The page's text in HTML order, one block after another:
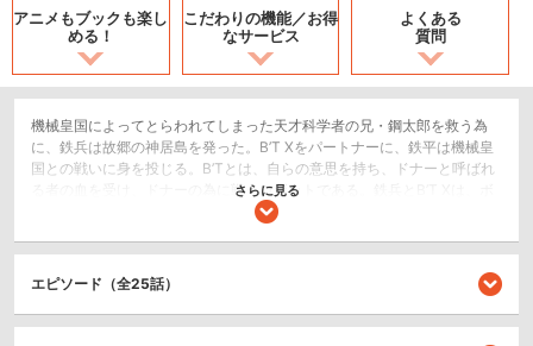
アニメもブックも楽し
める！
こだわりの機能／お得
なサービス
よくある
質問
機械皇国によってとらわれてしまった天才科学者の兄・鋼太郎を救う為
に、鉄兵は故郷の神居島を発った。B’T Xをパートナーに、鉄平は機械皇
国との戦いに身を投じる。B’Tとは、自らの意思を持ち、ドナーと呼ばれ
る者の血を受け、ドナーの為に戦うロボットである。鉄兵とB’T Xは、ボ
ロボロになりながらも数々の戦いを乗切り、兄の救出を目指す。
ロボット/メカ
アクション/バトル
さらに見る
閉じる
エピソード（全25話）